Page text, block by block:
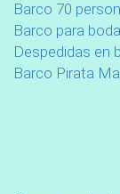
Barco 70
Barco para
Despedidas en
Barco Pirata